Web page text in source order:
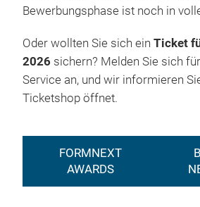
Bewerbungsphase ist noch in
Oder wollten Sie sich ein Ticket
2026 sichern? Melden Sie sich
Service an, und wir informieren
Ticketshop öffnet.
FORMNEXT
AWARDS